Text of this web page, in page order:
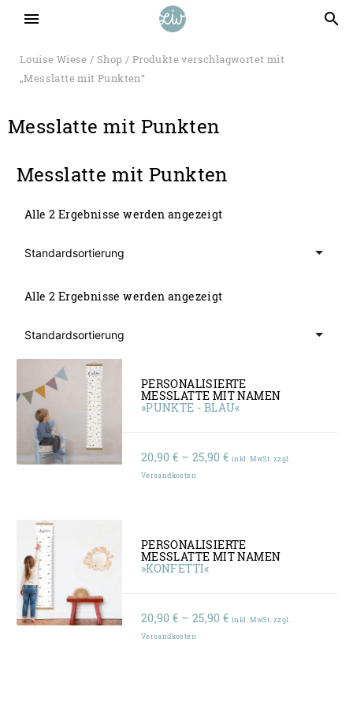
menu search
Louise Wiese / Shop / Produkte verschlagwortet mit
„Messlatte mit Punkten“
Messlatte mit Punkten
Messlatte mit Punkten
Alle 2 Ergebnisse werden angezeigt
Alle 2 Ergebnisse werden angezeigt
PERSONALISIERTE
MESSLATTE MIT NAMEN
»PUNKTE - BLAU«
20,90€ – 25,90€Preisspanne:
inkl. MwSt. zzgl.
Versandkosten
PERSONALISIERTE
MESSLATTE MIT NAMEN
»KONFETTI«
20,90€ – 25,90€Preisspanne:
inkl. MwSt. zzgl.
Versandkosten